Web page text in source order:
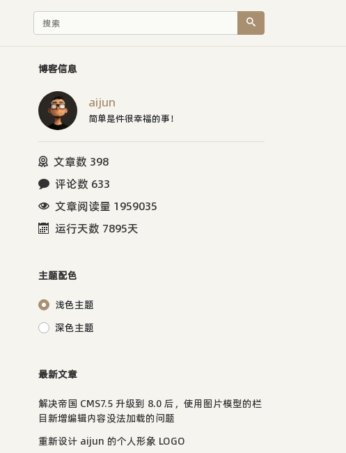
博客信息
aijun
简单是件很幸福的事！
文章数 398
评论数 633
文章阅读量 1959035
运行天数 7895天
主题配色
浅色主题
深色主题
最新文章
解决帝国 CMS7.5 升级到 8.0 后，使用图片模型的栏
目新增编辑内容没法加载的问题
重新设计 aijun 的个人形象 LOGO